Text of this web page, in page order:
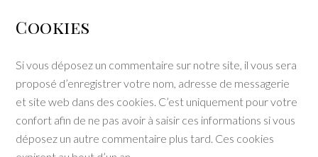
Cookies
Si vous déposez un commentaire sur notre site, il vous sera
proposé d’enregistrer votre nom, adresse de messagerie
et site web dans des cookies. C’est uniquement pour votre
confort afin de ne pas avoir à saisir ces informations si vous
déposez un autre commentaire plus tard. Ces cookies